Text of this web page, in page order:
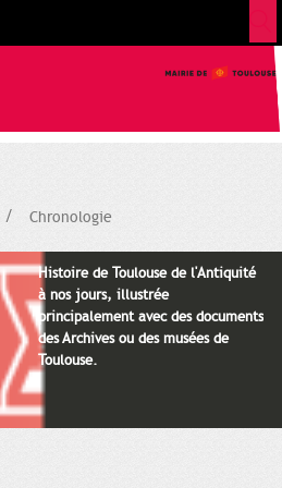
Chronologie
Histoire de Toulouse de l'Antiquité
à nos jours, illustrée
principalement avec des documents
des Archives ou des musées de
Toulouse.